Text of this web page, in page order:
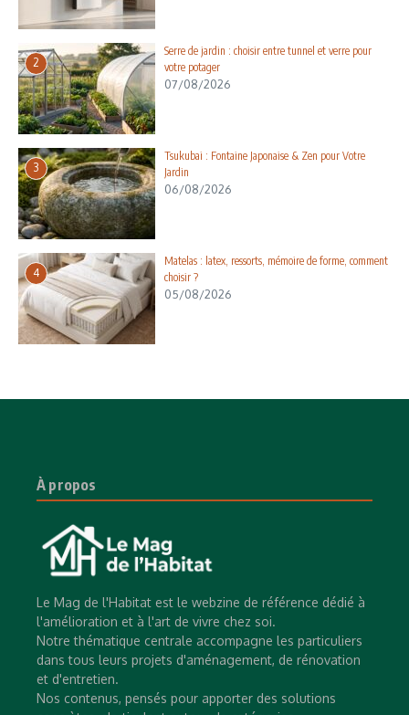
2
Serre de jardin : choisir entre tunnel et verre pour
votre potager
07/08/2026
3
Tsukubai : Fontaine Japonaise & Zen pour Votre
Jardin
06/08/2026
4
Matelas : latex, ressorts, mémoire de forme, comment
choisir ?
05/08/2026
À propos
Le Mag de l'Habitat est le webzine de référence dédié à
l'amélioration et à l'art de vivre chez soi.
Notre thématique centrale accompagne les particuliers
dans tous leurs projets d'aménagement, de rénovation
et d'entretien.
Nos contenus, pensés pour apporter des solutions